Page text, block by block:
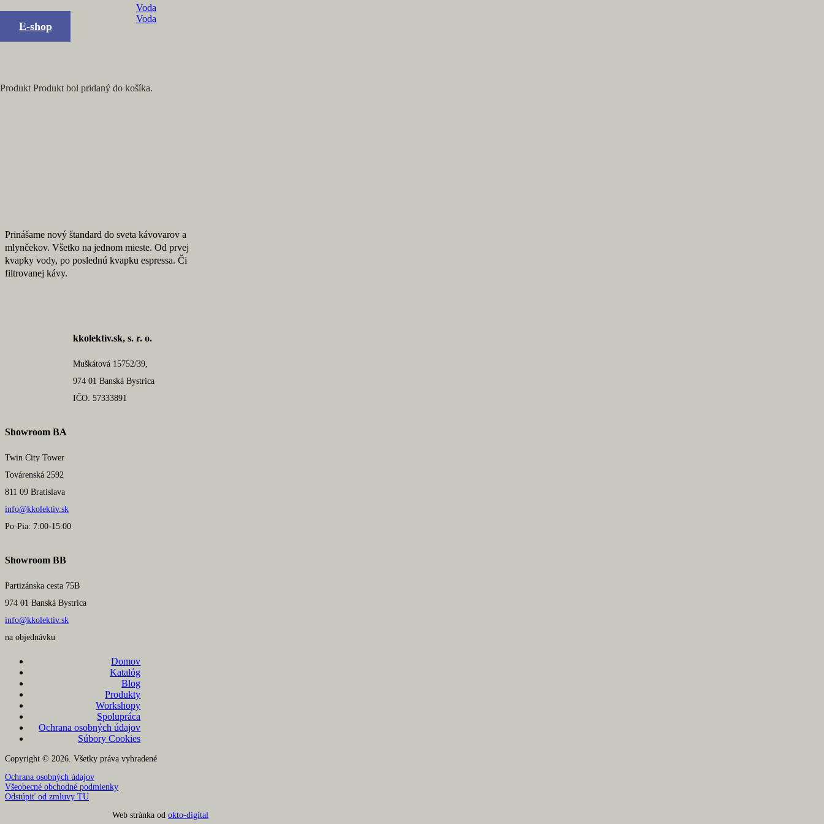
E-shop
Produkt Produkt bol pridaný do košíka.
Voda
Voda
Prinášame nový štandard do sveta kávovarov a
mlynčekov. Všetko na jednom mieste. Od prvej
kvapky vody, po poslednú kvapku espressa. Či
filtrovanej kávy.
kkolektív.sk, s. r. o.
Muškátová 15752/39,
974 01 Banská Bystrica
IČO: 57333891
Showroom BA
Twin City Tower
Továrenská 2592
811 09 Bratislava
info@kkolektiv.sk
Po-Pia: 7:00-15:00
Showroom BB
Partizánska cesta 75B
974 01 Banská Bystrica
info@kkolektiv.sk
na objednávku
Domov
Katalóg
Blog
Produkty
Workshopy
Spolupráca
Ochrana osobných údajov
Súbory Cookies
Copyright © 2026. Všetky práva vyhradené
Ochrana osobných údajov
Všeobecné obchodné podmienky
Odstúpiť od zmluvy TU
Web stránka od okto-digital